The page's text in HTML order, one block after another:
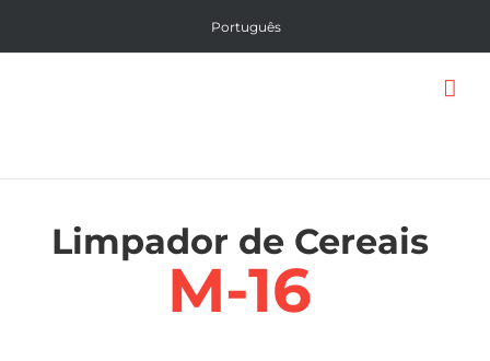
Português
Limpador de Cereais
M-16